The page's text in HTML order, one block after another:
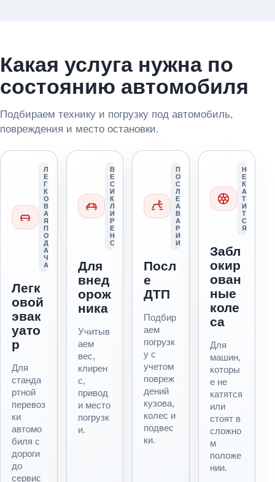
Какая услуга нужна по
состоянию автомобиля
Подбираем технику и погрузку под автомобиль,
повреждения и место остановки.
Л
Е
Г
К
О
В
А
Я
П
О
Д
А
Ч
А
Легк
овой
эвак
уато
р
Для
станда
ртной
перевоз
ки
автомо
биля с
дороги
до
сервис
В
Е
С
И
К
Л
И
Р
Е
Н
С
Для
внед
орож
ника
Учитыв
аем
вес,
клирен
с,
привод
и место
погрузк
и.
П
О
С
Л
Е
А
В
А
Р
И
И
Посл
е
ДТП
Подбир
аем
погрузк
у с
учетом
повреж
дений
кузова,
колес и
подвес
ки.
Н
Е
К
А
Т
И
Т
С
Я
Забл
окир
ован
ные
коле
са
Для
машин,
которы
е не
катятся
или
стоят в
сложно
м
положе
нии.